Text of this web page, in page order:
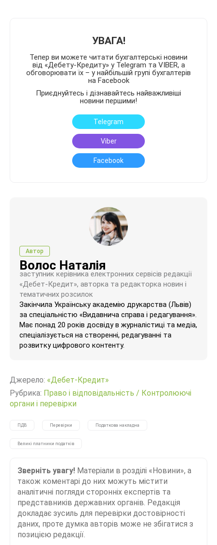
УВАГА!
Тепер ви можете читати бухгалтерські новини
від «Дебету-Кредиту» у Telegram та VIBER, а
обговорювати їх – у найбільшій групі бухгалтерів
на Facebook
Приєднуйтесь і дізнавайтесь найважливіші
новини першими!
Telegram
Viber
Facebook
Автор
Волос Наталія
заступник керівника електронних сервісів редакції
«Дебет-Кредит», авторка та редакторка новин і
тематичних розсилок
Закінчила Українську академію друкарства (Львів)
за спеціальністю «Видавнича справа і редагування».
Має понад 20 років досвіду в журналістиці та медіа,
спеціалізується на створенні, редагуванні та
розвитку цифрового контенту.
Джерело: «Дебет-Кредит»
Рубрика: Право і відповідальність / Контролюючі
органи і перевірки
ПДВ Перевірки Податкова накладна
Великі платники податків
Зверніть увагу! Матеріали в розділі «Новини», а
також коментарі до них можуть містити
аналітичні погляди сторонніх експертів та
представників державних органів. Редакція
докладає зусиль для перевірки достовірності
даних, проте думка авторів може не збігатися з
позицією редакції.